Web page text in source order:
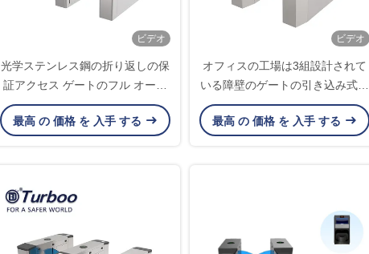
ビデオ
光学ステンレス鋼の折り返しの保
証アクセス ゲートのフル オート
のアクセス管理
最高 の 価格 を 入手 する
ビデオ
オフィスの工場は3組設計されて
いる障壁のゲートの引き込み式の
自動をはためかす
最高 の 価格 を 入手 する